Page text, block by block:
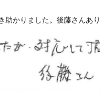
かりました。後藤さんあ